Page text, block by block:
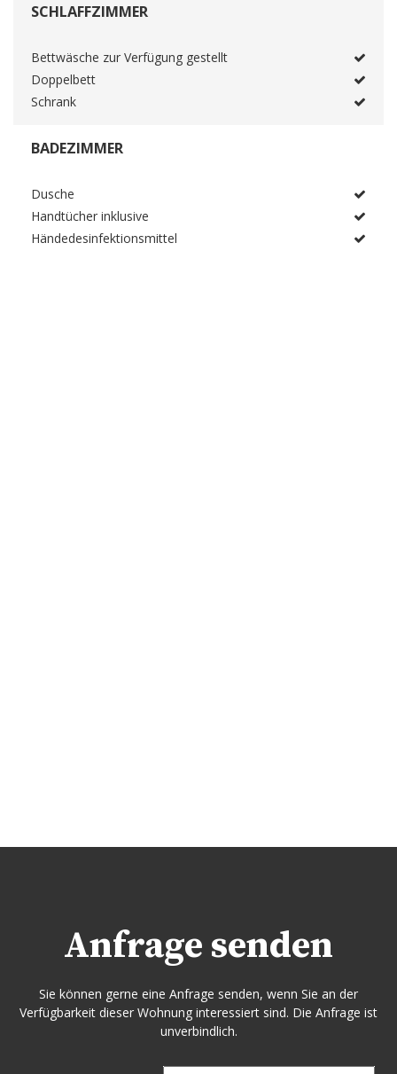
SCHLAFFZIMMER
Bettwäsche zur Verfügung gestellt
Doppelbett
Schrank
BADEZIMMER
Dusche
Handtücher inklusive
Händedesinfektionsmittel
Anfrage senden
Sie können gerne eine Anfrage senden, wenn Sie an der
Verfügbarkeit dieser Wohnung interessiert sind. Die Anfrage ist
unverbindlich.